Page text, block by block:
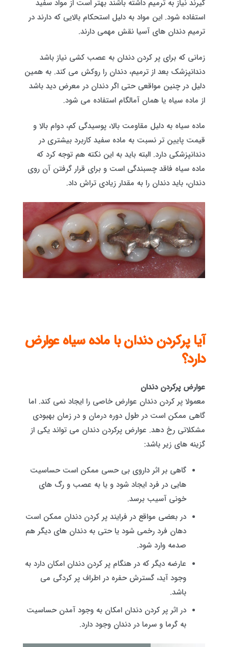
گیرند نیاز به ترمیم داشته باشند بهتر است از مواد سفید
استفاده شود. این مواد به دلیل استحکام بالایی که دارند در
ترمیم دندان های آسیا نقش مهمی دارند.
زمانی که برای پر کردن دندان به عصب کشی نیاز باشد
دندانپزشک بعد از ترمیم، دندان را روکش می کند. به همین
دلیل در چنین مواقعی حتی اگر دندان در معرض دید باشد
از ماده سیاه یا همان آمالگام استفاده می شود.
ماده سیاه به دلیل مقاومت بالا، پوسیدگی کم، دوام بالا و
قیمت پایین تر نسبت به ماده سفید کاربرد بیشتری در
دندانپزشکی دارد. البته باید به این نکته هم توجه کرد که
ماده سیاه فاقد چسبندگی است و برای قرار گرفتن آن روی
دندان، باید دندان را به مقدار زیادی تراش داد.
آیا پرکردن دندان با ماده سیاه عوارض
دارد؟
عوارض پرکردن دندان
معمولا پر کردن دندان عوارض خاصی را ایجاد نمی کند. اما
گاهی ممکن است در طول دوره درمان و در زمان بهبودی
مشکلاتی رخ دهد. عوارض پرکردن دندان می تواند یکی از
گزینه های زیر باشد:
گاهی بر اثر داروی بی حسی ممکن است حساسیت
هایی در فرد ایجاد شود و یا به عصب و رگ های
خونی آسیب برسد.
در بعضی مواقع در فرایند پر کردن دندان ممکن است
دهان فرد رخمی شود یا حتی به دندان های دیگر هم
صدمه وارد شود.
عارضه دیگر که در هنگام پر کردن دندان امکان دارد به
وجود آید، گسترش حفره در اطراف پر کردگی می
باشد.
در اثر پر کردن دندان امکان به وجود آمدن حساسیت
به گرما و سرما در دندان وجود دارد.